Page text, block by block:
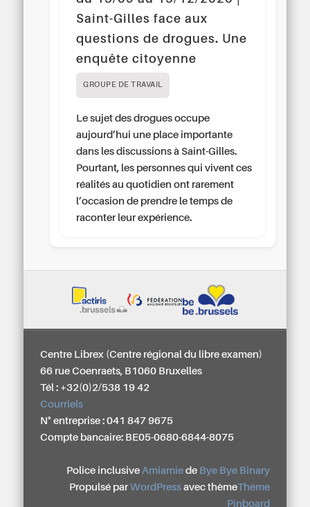
Saint-Gilles face aux
questions de drogues. Une
enquête citoyenne
GROUPE DE TRAVAIL
Le sujet des drogues occupe
aujourd’hui une place importante
dans les discussions à Saint-Gilles.
Pourtant, les personnes qui vivent ces
réalités au quotidien ont rarement
l’occasion de prendre le temps de
raconter leur expérience.
Centre Librex (Centre régional du libre examen)
66 rue Coenraets, B1060 Bruxelles
Tél : +32(0)2/538 19 42
Courriels
N° entreprise : 041 847 9675
Compte bancaire: BE05-0680-6844-8075
Police inclusive Amiamiede Bye Bye Binary
Propulsé par WordPressavec thèmeThème
Pinboard